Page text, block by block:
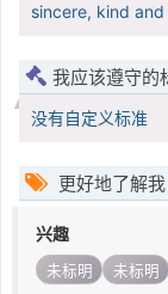
sincere, kind
我应该遵守的
没有自定义标准
更好地了解我
兴趣
未标明 未标明